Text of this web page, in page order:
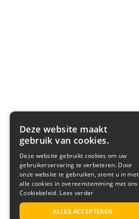
Deze website maakt
gebruik van cookies.
Deze website gebruikt cookies om uw
gebruikerservaring te verbeteren. Door
onze website te gebruiken, stemt u in met
alle cookies in overeenstemming met ons
Cookiebeleid. Lees verder
ALLES ACCEPTEREN